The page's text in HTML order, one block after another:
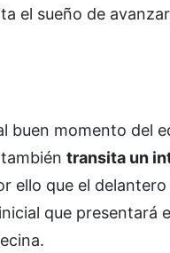
el sueño de
buen momento del
transita un
ello que el
que presentará